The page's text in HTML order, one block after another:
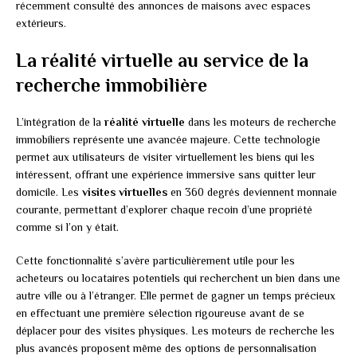
récemment consulté des annonces de maisons avec espaces
extérieurs.
La réalité virtuelle au service de la
recherche immobilière
L’intégration de la réalité virtuelle dans les moteurs de recherche
immobiliers représente une avancée majeure. Cette technologie
permet aux utilisateurs de visiter virtuellement les biens qui les
intéressent, offrant une expérience immersive sans quitter leur
domicile. Les visites virtuelles en 360 degrés deviennent monnaie
courante, permettant d’explorer chaque recoin d’une propriété
comme si l’on y était.
Cette fonctionnalité s’avère particulièrement utile pour les
acheteurs ou locataires potentiels qui recherchent un bien dans une
autre ville ou à l’étranger. Elle permet de gagner un temps précieux
en effectuant une première sélection rigoureuse avant de se
déplacer pour des visites physiques. Les moteurs de recherche les
plus avancés proposent même des options de personnalisation